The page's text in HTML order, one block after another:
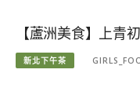
【蘆洲美食】上青
新北下午茶